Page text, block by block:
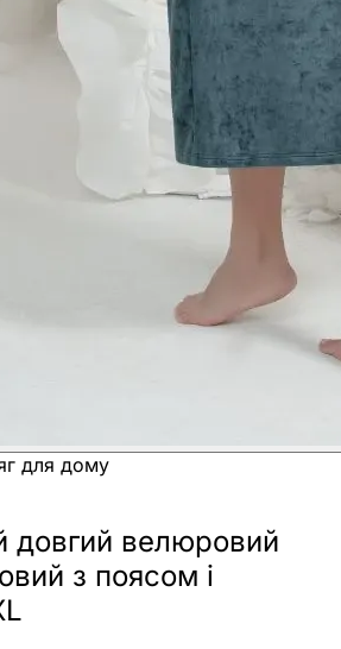
для дому
довгий велюровий
з поясом і